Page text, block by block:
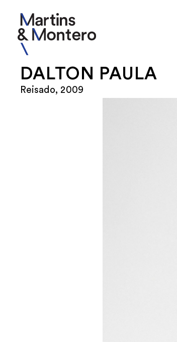
DALTON PAULA
Reisado, 2009